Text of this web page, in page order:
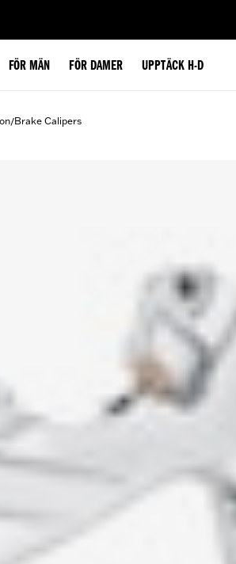
FÖR MÄN FÖR DAMER UPPTÄCK H-D
/Brake Calipers